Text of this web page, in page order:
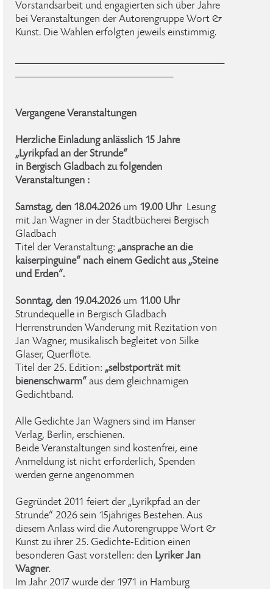
Vorstandsarbeit und engagierten sich über Jahre
bei Veranstaltungen der Autorengruppe Wort &
Kunst. Die Wahlen erfolgten jeweils einstimmig.
Vergangene Veranstaltungen
Herzliche Einladung anlässlich 15 Jahre
„Lyrikpfad an der Strunde“
in Bergisch Gladbach zu folgenden
Veranstaltungen :
Samstag, den 18.04.2026um 19.00 Uhr Lesung
mit Jan Wagner in der Stadtbücherei Bergisch
Gladbach
Titel der Veranstaltung: „ansprache an die
kaiserpinguine“ nach einem Gedicht aus „Steine
und Erden“.
Sonntag, den 19.04.2026um 11.00 Uhr
Strundequelle in Bergisch Gladbach
Herrenstrunden Wanderung mit Rezitation von
Jan Wagner, musikalisch begleitet von Silke
Glaser, Querflöte.
Titel der 25. Edition: „selbstporträt mit
bienenschwarm“ aus dem gleichnamigen
Gedichtband.
Alle Gedichte Jan Wagners sind im Hanser
Verlag, Berlin, erschienen.
Beide Veranstaltungen sind kostenfrei, eine
Anmeldung ist nicht erforderlich, Spenden
werden gerne angenommen
Gegründet 2011 feiert der „Lyrikpfad an der
Strunde“ 2026 sein 15jähriges Bestehen. Aus
diesem Anlass wird die Autorengruppe Wort &
Kunst zu ihrer 25. Gedichte-Edition einen
besonderen Gast vorstellen: den Lyriker Jan
Wagner.
Im Jahr 2017 wurde der 1971 in Hamburg